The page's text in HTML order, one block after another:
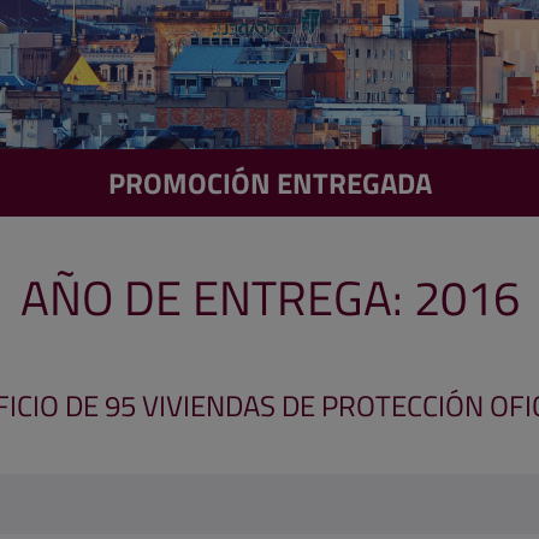
PROMOCIÓN ENTREGADA
AÑO DE ENTREGA: 2016
DE 95 VIVIENDAS DE PROTECCIÓN